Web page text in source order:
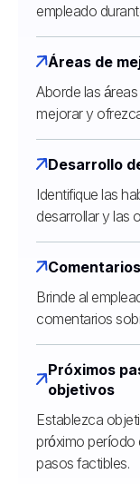
empleado
Áreas de
Aborde las
mejorar y
Desarrollo
Identifique las
desarrollar y las
Brinde al
comentarios
Próximos
objetivos
Establezca
próximo período
pasos factibles.